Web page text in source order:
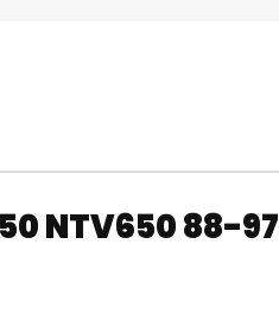
NTV650 88-97